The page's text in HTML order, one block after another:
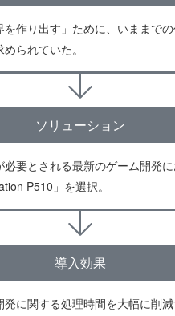
作り出す」ために、いままで
られていた。
ソリューション
要とされる最新のゲーム開発
P510」を選択。
導入効果
に関する処理時間を大幅に削